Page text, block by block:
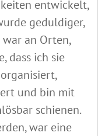
entwickelt,
geduldiger,
an Orten,
dass ich sie
und bin mit
schienen.
war eine